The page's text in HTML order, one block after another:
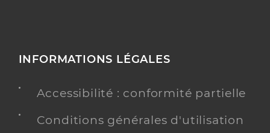
INFORMATIONS LÉGALES
Accessibilité : conformité partielle
Conditions générales d'utilisation